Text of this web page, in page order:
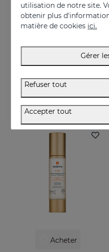
61.95 €
Acheter
utilisation de notre site.
obtenir plus
matière de cookies ici.
Gérer
Refuser tout
Accepter tout